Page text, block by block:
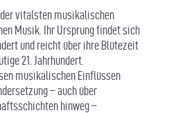
vitalsten musikalischen
Musik. Ihr Ursprung findet sich
und reicht über ihre Blütezeit
21. Jahrhundert.
musikalischen Einflüssen
– auch über
hinweg –